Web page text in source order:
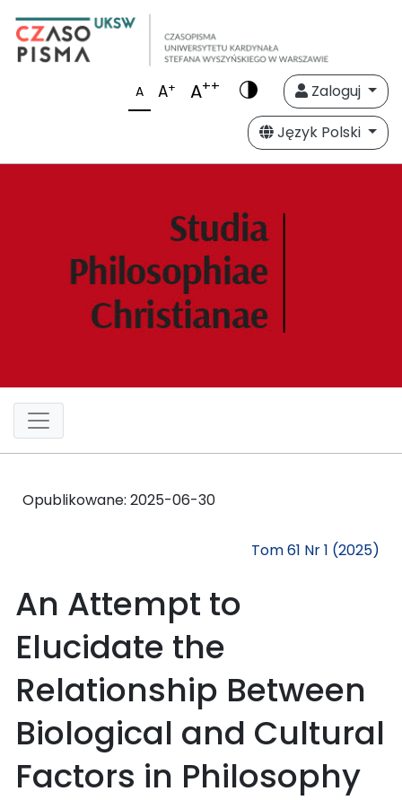
A A+ A++
Zaloguj
Język Polski
Opublikowane: 2025-06-30
Tom 61 Nr 1 (2025)
An Attempt to
Elucidate the
Relationship Between
Biological and Cultural
Factors in Philosophy